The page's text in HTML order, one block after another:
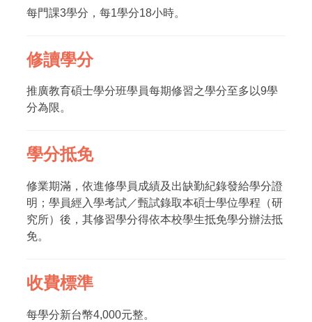
每門課3學分，每1學分18小時。
修讀學分
推廣教育碩士學分班學員每期修習之學分至多以9學
分為限。
學分抵免
修業期滿，依進修學員成績及出缺勤紀錄發給學分證
明；學員經入學考試／甄試錄取本碩士學位學程（研
究所）後，其修習學分得依本校學生抵免學分辦法抵
免。
收費標準
每學分新台幣4,000元整。